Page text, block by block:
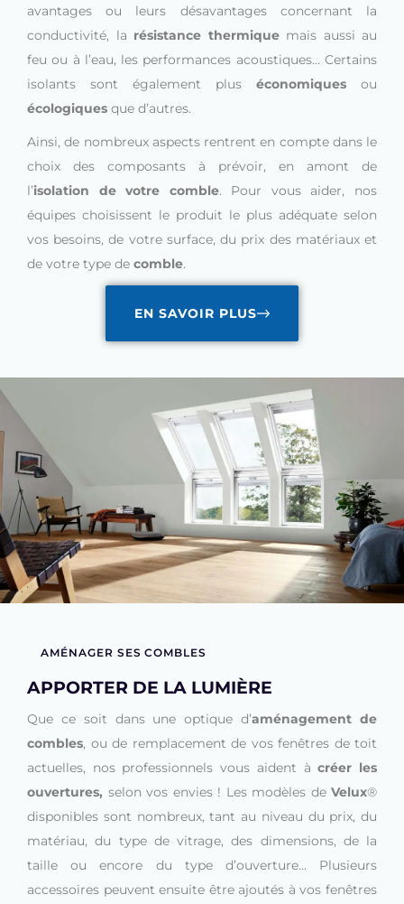
avantages ou leurs désavantages concernant la
conductivité, la résistance thermiquemais aussi au
feu ou à l’eau, les performances acoustiques… Certains
isolants sont également plus économiques ou
écologiques que d’autres.
Ainsi, de nombreux aspects rentrent en compte dans le
choix des composants à prévoir, en amont de
l’isolation de votre comble. Pour vous aider, nos
équipes choisissent le produit le plus adéquate selon
vos besoins, de votre surface, du prix des matériaux et
de votre type de comble.
EN SAVOIR PLUS
AMÉNAGER SES COMBLES
APPORTER DE LA LUMIÈRE
Que ce soit dans une optique d’aménagement de
combles, ou de remplacement de vos fenêtres de toit
actuelles, nos professionnels vous aident àcréer les
ouvertures, selon vos envies ! Les modèles de Velux®
disponibles sont nombreux, tant au niveau du prix, du
matériau, du type de vitrage, des dimensions, de la
taille ou encore du type d’ouverture… Plusieurs
accessoires peuvent ensuite être ajoutés à vos fenêtres